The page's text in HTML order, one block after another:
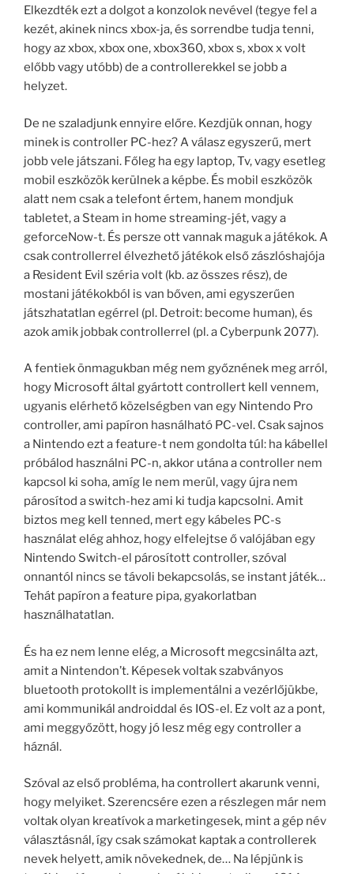
Elkezdték ezt a dolgot a konzolok nevével (tegye fel a
kezét, akinek nincs xbox-ja, és sorrendbe tudja tenni,
hogy az xbox, xbox one, xbox360, xbox s, xbox x volt
előbb vagy utóbb) de a controllerekkel se jobb a
helyzet.
De ne szaladjunk ennyire előre. Kezdjük onnan, hogy
minek is controller PC-hez? A válasz egyszerű, mert
jobb vele játszani. Főleg ha egy laptop, Tv, vagy esetleg
mobil eszközök kerülnek a képbe. És mobil eszközök
alatt nem csak a telefont értem, hanem mondjuk
tabletet, a Steam in home streaming-jét, vagy a
geforceNow-t. És persze ott vannak maguk a játékok. A
csak controllerrel élvezhető játékok első zászlóshajója
a Resident Evil széria volt (kb. az összes rész), de
mostani játékokból is van bőven, ami egyszerűen
játszhatatlan egérrel (pl. Detroit: become human), és
azok amik jobbak controllerrel (pl. a Cyberpunk 2077).
A fentiek önmagukban még nem győznének meg arról,
hogy Microsoft által gyártott controllert kell vennem,
ugyanis elérhető közelségben van egy Nintendo Pro
controller, ami papíron hasnálható PC-vel. Csak sajnos
a Nintendo ezt a feature-t nem gondolta túl: ha kábellel
próbálod használni PC-n, akkor utána a controller nem
kapcsol ki soha, amíg le nem merül, vagy újra nem
párosítod a switch-hez ami ki tudja kapcsolni. Amit
biztos meg kell tenned, mert egy kábeles PC-s
használat elég ahhoz, hogy elfelejtse ő valójában egy
Nintendo Switch-el párosított controller, szóval
onnantól nincs se távoli bekapcsolás, se instant játék…
Tehát papíron a feature pipa, gyakorlatban
használhatatlan.
És ha ez nem lenne elég, a Microsoft megcsinálta azt,
amit a Nintendon’t. Képesek voltak szabványos
bluetooth protokollt is implementálni a vezérlőjükbe,
ami kommunikál androiddal és IOS-el. Ez volt az a pont,
ami meggyőzött, hogy jó lesz még egy controller a
háznál.
Szóval az első probléma, ha controllert akarunk venni,
hogy melyiket. Szerencsére ezen a részlegen már nem
voltak olyan kreatívok a marketingesek, mint a gép név
választásnál, így csak számokat kaptak a controllerek
nevek helyett, amik növekednek, de… Na lépjünk is